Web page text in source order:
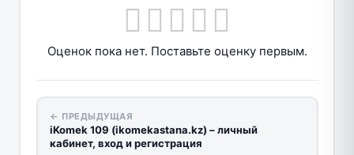
Оценок пока нет. Поставьте оценку первым.
← ПРЕДЫДУЩАЯ
iKomek 109 (ikomekastana.kz) – личный
кабинет, вход и регистрация